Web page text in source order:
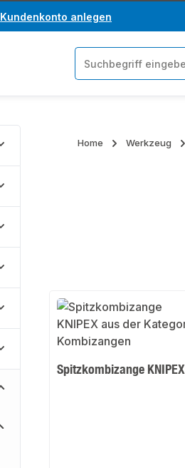
Kundenkonto anlegen
Home Werkzeug
Spitzkombizange KNIPEX